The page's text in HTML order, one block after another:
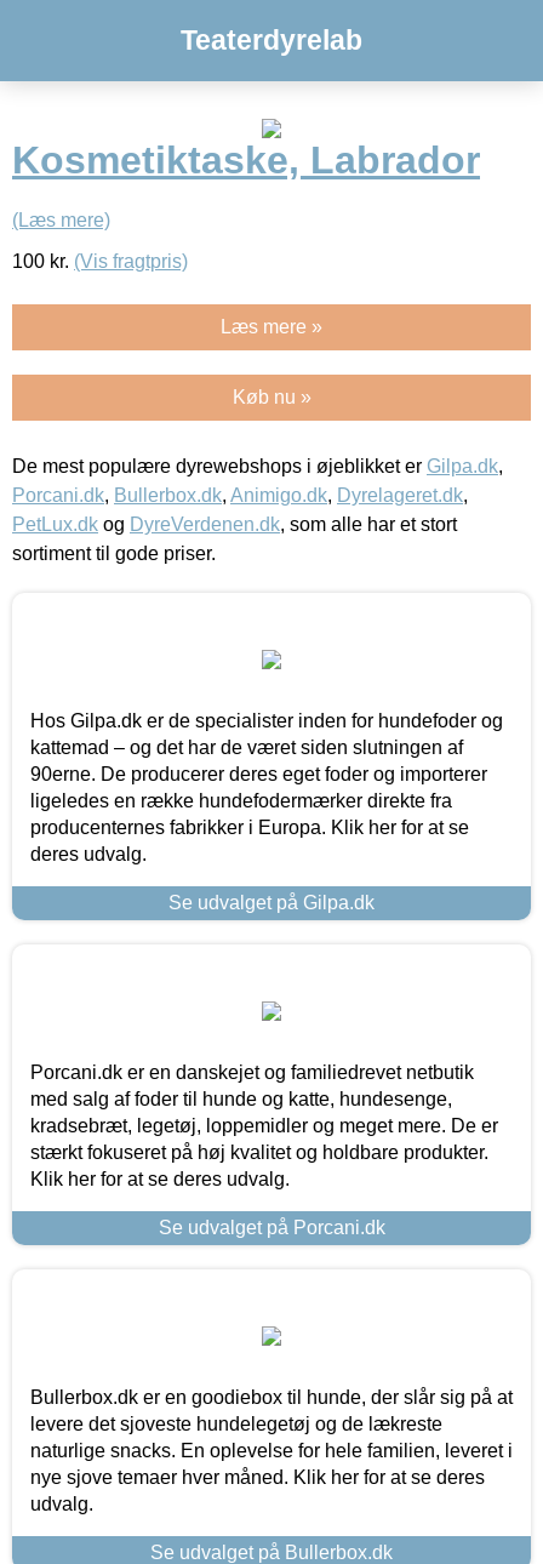
Teaterdyrelab
Kosmetiktaske, Labrador
(Læs mere)
100 kr. (Vis fragtpris)
Læs mere »
Køb nu »
De mest populære dyrewebshops i øjeblikket er Gilpa.dk,
Porcani.dk, Bullerbox.dk, Animigo.dk, Dyrelageret.dk,
PetLux.dk og DyreVerdenen.dk, som alle har et stort
sortiment til gode priser.
Hos Gilpa.dk er de specialister inden for hundefoder og
kattemad – og det har de været siden slutningen af
90erne. De producerer deres eget foder og importerer
ligeledes en række hundefodermærker direkte fra
producenternes fabrikker i Europa. Klik her for at se
deres udvalg.
Se udvalget på Gilpa.dk
Porcani.dk er en danskejet og familiedrevet netbutik
med salg af foder til hunde og katte, hundesenge,
kradsebræt, legetøj, loppemidler og meget mere. De er
stærkt fokuseret på høj kvalitet og holdbare produkter.
Klik her for at se deres udvalg.
Se udvalget på Porcani.dk
Bullerbox.dk er en goodiebox til hunde, der slår sig på at
levere det sjoveste hundelegetøj og de lækreste
naturlige snacks. En oplevelse for hele familien, leveret i
nye sjove temaer hver måned. Klik her for at se deres
udvalg.
Se udvalget på Bullerbox.dk